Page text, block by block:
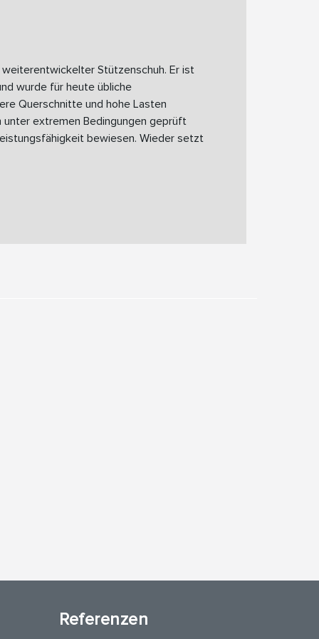
weiterentwickelter Stützenschuh. Er ist
wurde für heute übliche
Querschnitte und hohe Lasten
unter extremen Bedingungen geprüft
bewiesen. Wieder setzt
Referenzen